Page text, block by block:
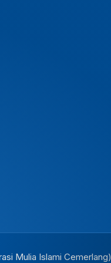
Mulia Islami Cemerlang)